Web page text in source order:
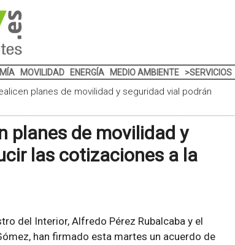
MOVILIDAD ENERGÍA MEDIO AMBIENTE >SERVICIOS
planes de movilidad y seguridad vial podrán
planes de movilidad y
las cotizaciones a la
del Interior, Alfredo Pérez Rubalcaba y el
han firmado esta martes un acuerdo de